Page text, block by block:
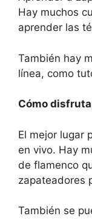
Hay muchos
aprender las
También hay
línea, como
Cómo
El mejor lugar
en vivo. Hay
de flamenco
zapateadores
También se